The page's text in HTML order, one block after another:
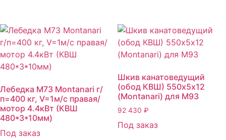
Лебедка M73 Montanari г/
п=400 кг, V=1м/с правая/
мотор 4.4кВт (КВШ
480*3*10мм)
Под заказ
Шкив канатоведущий
(обод КВШ) 550х5х12
(Montanari) для M93
92 430 ₽
Под заказ